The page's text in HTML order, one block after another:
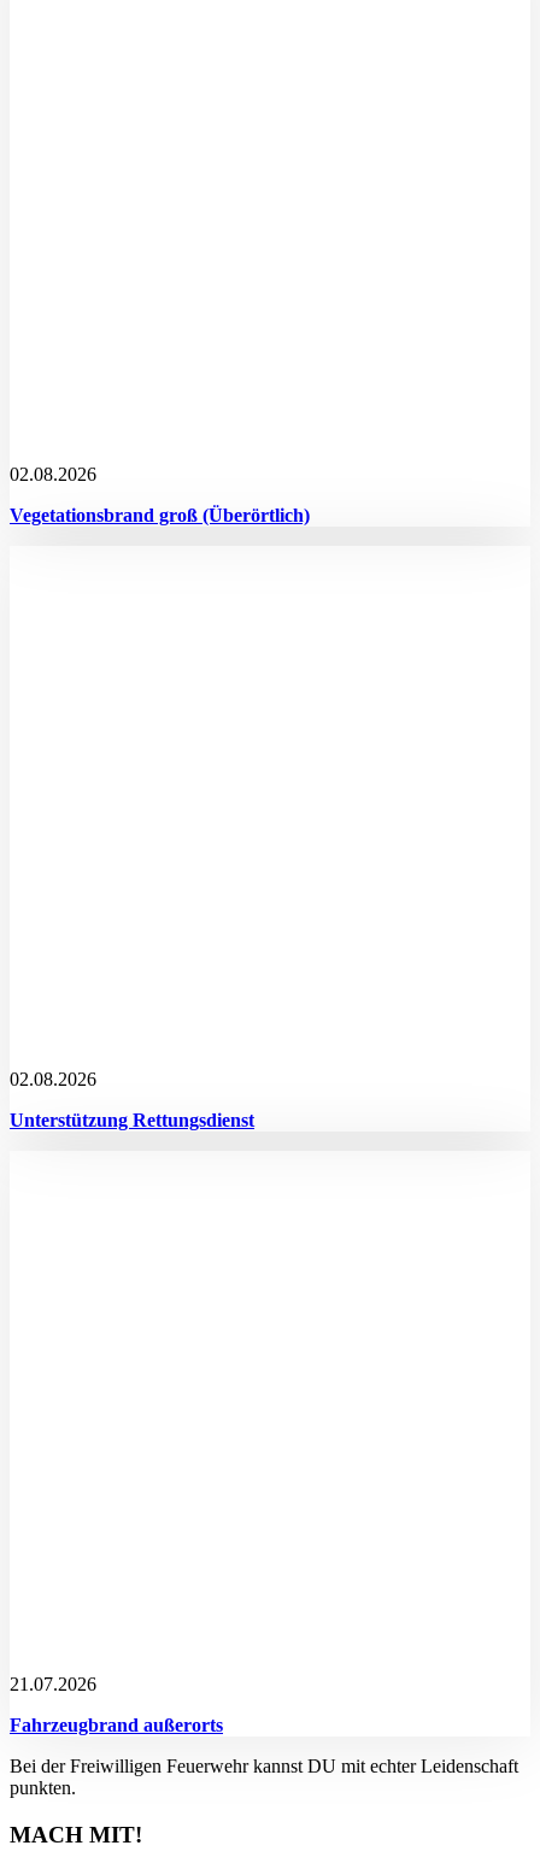
02.08.2026
Vegetationsbrand groß (Überörtlich)
02.08.2026
Unterstützung Rettungsdienst
21.07.2026
Fahrzeugbrand außerorts
Bei der Freiwilligen Feuerwehr kannst DU mit echter Leidenschaft
punkten.
MACH MIT!